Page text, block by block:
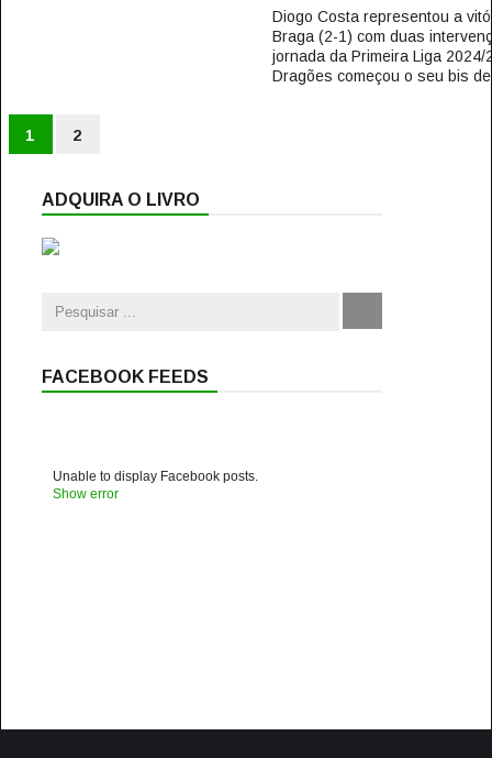
Diogo Costa representou a
Braga (2-1) com duas
jornada da Primeira Liga
Dragões começou o seu bis
1 2
ADQUIRA O LIVRO
FACEBOOK FEEDS
Unable to display Facebook posts.
Show error